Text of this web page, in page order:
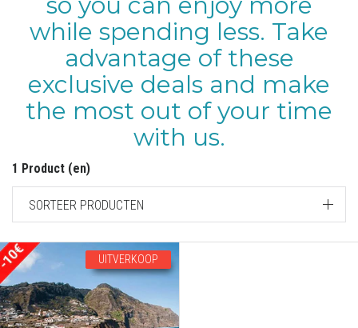
while spending less. Take
advantage of these
exclusive deals and make
the most out of your time
with us.
1 Product (en)
SORTEER PRODUCTEN
UITVERKOOP